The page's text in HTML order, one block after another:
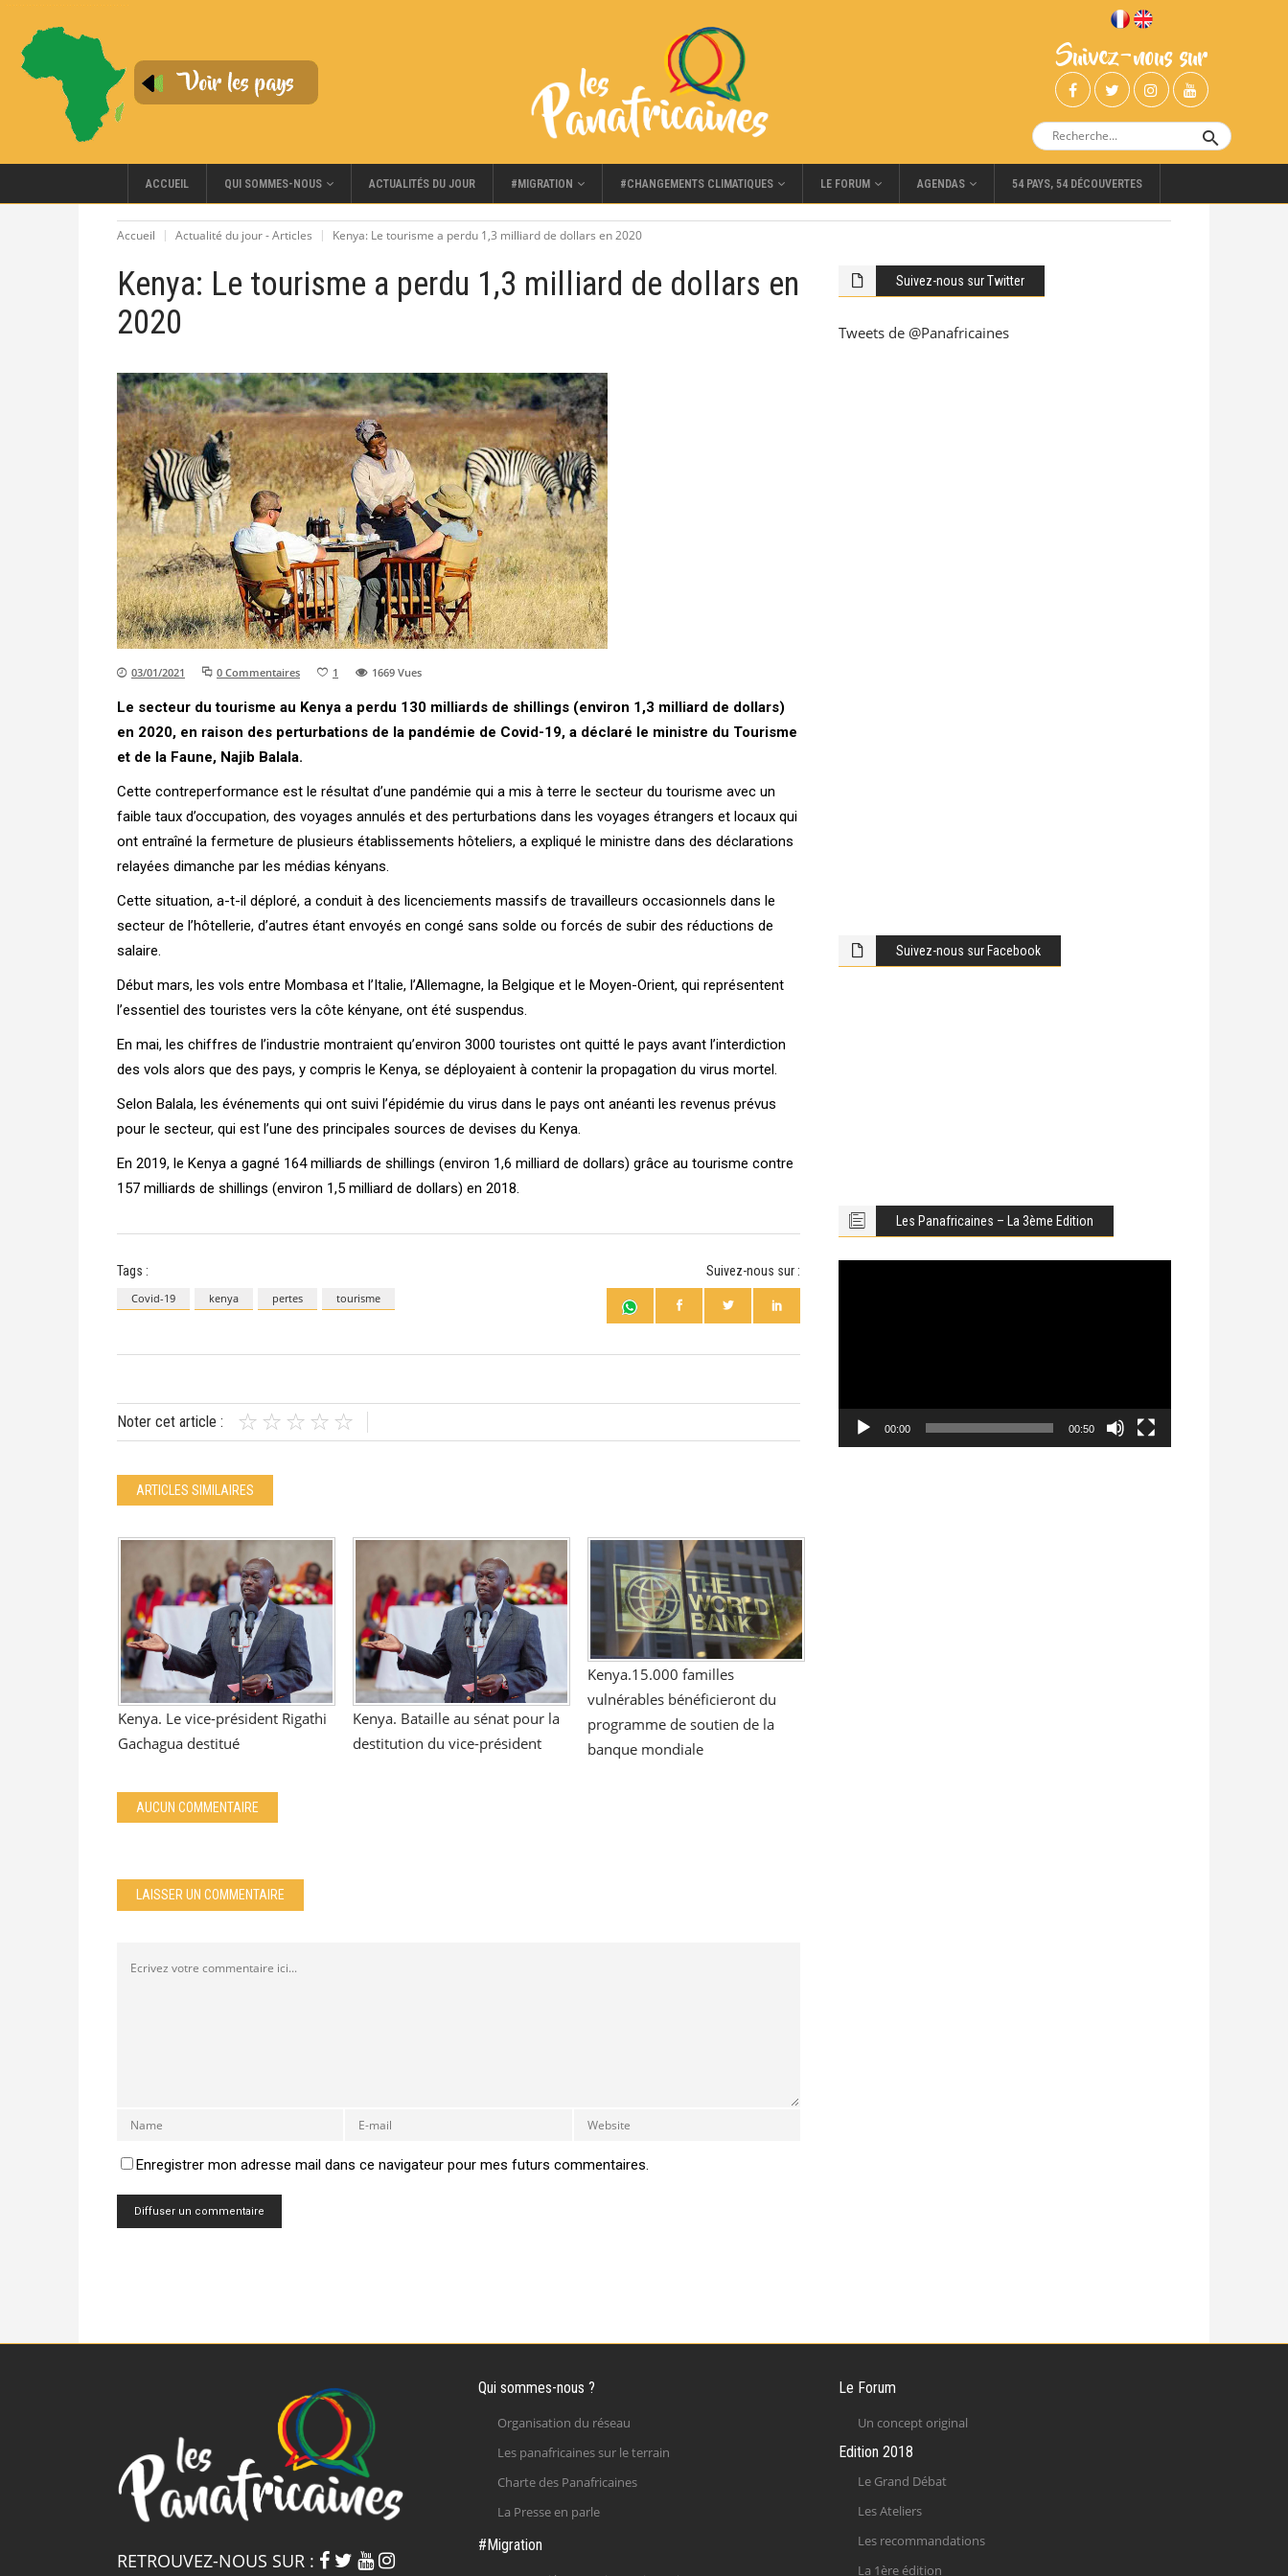
Suivez-nous sur
ACCUEIL QUI SOMMES-NOUS ACTUALITÉS DU JOUR #MIGRATION #CHANGEMENTS CLIMATIQUES LE FORUM AGENDAS 54 PAYS, 54 DÉCOUVERTES
Accueil Actualité du jour - Articles Kenya: Le tourisme a perdu 1,3 milliard de dollars en 2020
Kenya: Le tourisme a perdu 1,3 milliard de dollars en
2020
03/01/2021 0 Commentaires 1 1669 Vues
Le secteur du tourisme au Kenya a perdu 130 milliards de shillings (environ 1,3 milliard de dollars)
en 2020, en raison des perturbations de la pandémie de Covid-19, a déclaré le ministre du Tourisme
et de la Faune, Najib Balala.
Cette contreperformance est le résultat d’une pandémie qui a mis à terre le secteur du tourisme avec un
faible taux d’occupation, des voyages annulés et des perturbations dans les voyages étrangers et locaux qui
ont entraîné la fermeture de plusieurs établissements hôteliers, a expliqué le ministre dans des déclarations
relayées dimanche par les médias kényans.
Cette situation, a-t-il déploré, a conduit à des licenciements massifs de travailleurs occasionnels dans le
secteur de l’hôtellerie, d’autres étant envoyés en congé sans solde ou forcés de subir des réductions de
salaire.
Début mars, les vols entre Mombasa et l’Italie, l’Allemagne, la Belgique et le Moyen-Orient, qui représentent
l’essentiel des touristes vers la côte kényane, ont été suspendus.
En mai, les chiffres de l’industrie montraient qu’environ 3000 touristes ont quitté le pays avant l’interdiction
des vols alors que des pays, y compris le Kenya, se déployaient à contenir la propagation du virus mortel.
Selon Balala, les événements qui ont suivi l’épidémie du virus dans le pays ont anéanti les revenus prévus
pour le secteur, qui est l’une des principales sources de devises du Kenya.
En 2019, le Kenya a gagné 164 milliards de shillings (environ 1,6 milliard de dollars) grâce au tourisme contre
157 milliards de shillings (environ 1,5 milliard de dollars) en 2018.
Tags :
Covid-19 kenya pertes tourisme
Suivez-nous sur :
Noter cet article :
ARTICLES SIMILAIRES
Kenya. Le vice-président Rigathi
Gachagua destitué
Kenya. Bataille au sénat pour la
destitution du vice-président
Kenya.15.000 familles
vulnérables bénéficieront du
programme de soutien de la
banque mondiale
AUCUN COMMENTAIRE
LAISSER UN COMMENTAIRE
Enregistrer mon adresse mail dans ce navigateur pour mes futurs commentaires.
Suivez-nous sur Twitter
Tweets de @Panafricaines
Suivez-nous sur Facebook
Les Panafricaines – La 3ème Edition
00:00 00:50
RETROUVEZ-NOUS SUR :
Qui sommes-nous ?
Organisation du réseau
Les panafricaines sur le terrain
Charte des Panafricaines
La Presse en parle
#Migration
Le Forum
Un concept original
Edition 2018
Le Grand Débat
Les Ateliers
Les recommandations
La 1ère édition